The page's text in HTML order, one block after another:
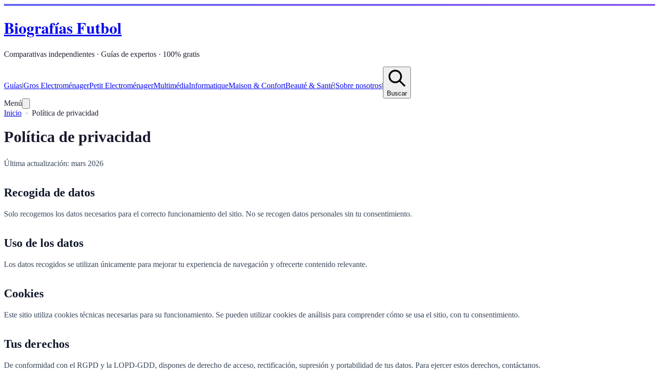
Biografías Futbol
Comparativas independientes · Guías de expertos · 100% gratis
Guías|Gros ElectroménagerPetit ElectroménagerMultimédiaInformatiqueMaison & ConfortBeauté & Santé|Sobre nosotros|
Buscar
Menú
Inicio
Política de privacidad
Política de privacidad
Última actualización: mars 2026
Recogida de datos
Solo recogemos los datos necesarios para el correcto funcionamiento del sitio. No se recogen datos personales sin tu consentimiento.
Uso de los datos
Los datos recogidos se utilizan únicamente para mejorar tu experiencia de navegación y ofrecerte contenido relevante.
Cookies
Este sitio utiliza cookies técnicas necesarias para su funcionamiento. Se pueden utilizar cookies de análisis para comprender cómo se usa el sitio, con tu consentimiento.
Tus derechos
De conformidad con el RGPD y la LOPD-GDD, dispones de derecho de acceso, rectificación, supresión y portabilidad de tus datos. Para ejercer estos derechos, contáctanos.